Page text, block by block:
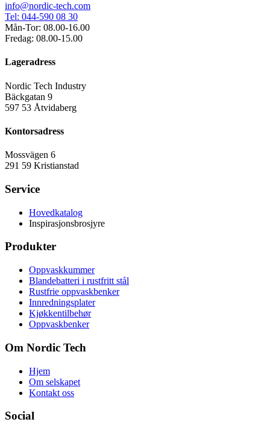
info@nordic-tech.com
Tel: 044-590 08 30
Mån-Tor: 08.00-16.00
Fredag: 08.00-15.00
Lageradress
Nordic Tech Industry
Bäckgatan 9
597 53 Åtvidaberg
Kontorsadress
Mossvägen 6
291 59 Kristianstad
Service
Hovedkatalog
Inspirasjonsbrosjyre
Produkter
Oppvaskkummer
Blandebatteri i rustfritt stål
Rustfrie oppvaskbenker
Innredningsplater
Kjøkkentilbehør
Oppvaskbenker
Om Nordic Tech
Hjem
Om selskapet
Kontakt oss
Social